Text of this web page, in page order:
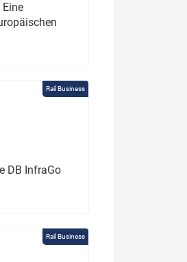
Rail Business
DB InfraGo
Rail Business